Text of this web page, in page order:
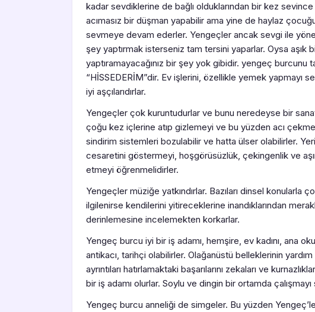
kadar sevdiklerine de bağlı olduklarından bir kez
acımasız bir düşman yapabilir ama yine de haylaz
sevmeye devam ederler. Yengeçler ancak sevgi ile
şey yaptırmak isterseniz tam tersini yaparlar. Oysa aşık
yaptıramayacağınız bir şey yok gibidir. yengeç burcunu
“HİSSEDERİM”dir. Ev işlerini, özellikle yemek yapmayı
iyi aşçılarıdırlar.
Yengeçler çok kuruntudurlar ve bunu neredeyse bir
çoğu kez içlerine atıp gizlemeyi ve bu yüzden acı
sindirim sistemleri bozulabilir ve hatta ülser olabilirler.
cesaretini göstermeyi, hoşgörüsüzlük, çekingenlik ve
etmeyi öğrenmelidirler.
Yengeçler müziğe yatkındırlar. Bazıları dinsel konularla
ilgilenirse kendilerini yitireceklerine inandıklarından
derinlemesine incelemekten korkarlar.
Yengeç burcu iyi bir iş adamı, hemşire, ev kadını, ana
antikacı, tarihçi olabilirler. Olağanüstü belleklerinin
ayrıntıları hatırlamaktaki başarılarını zekaları ve
bir iş adamı olurlar. Soylu ve dingin bir ortamda
Yengeç burcu anneliği de simgeler. Bu yüzden